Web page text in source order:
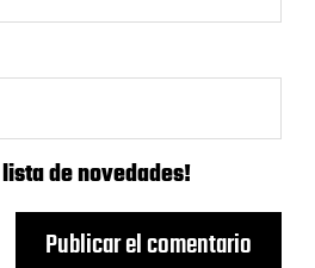
de novedades!